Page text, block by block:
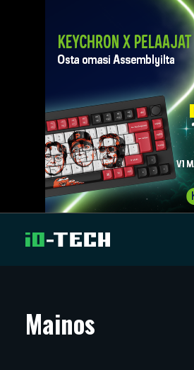
ARTIKKELIT
Mainos